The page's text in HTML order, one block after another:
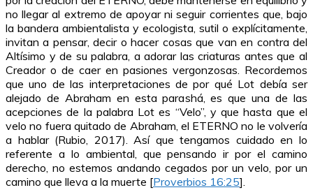
no llegar al extremo de apoyar ni seguir corrientes que, bajo
la bandera ambientalista y ecologista, sutil o explícitamente,
invitan a pensar, decir o hacer cosas que van en contra del
Altísimo y de su palabra, a adorar las criaturas antes que al
Creador o de caer en pasiones vergonzosas. Recordemos
que uno de las interpretaciones de por qué Lot debía ser
alejado de Abraham en esta parashá, es que una de las
acepciones de la palabra Lot es “Velo”, y que hasta que el
velo no fuera quitado de Abraham, el ETERNO no le volvería
a hablar (Rubio, 2017). Así que tengamos cuidado en lo
referente a lo ambiental, que pensando ir por el camino
derecho, no estemos andando cegados por un velo, por un
camino que lleva a la muerte [Proverbios 16:25].